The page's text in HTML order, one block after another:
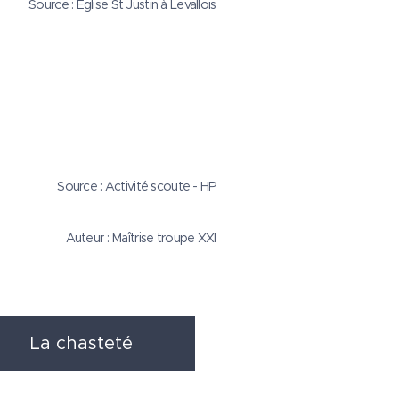
Source : Eglise St Justin à Levallois
Source : Activité scoute - HP
Auteur : Maîtrise troupe XXI
La chasteté